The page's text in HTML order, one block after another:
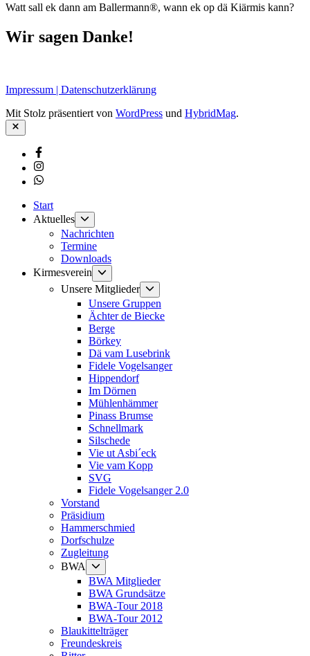
Watt sall ek dann am Ballermann®, wann ek op dä Kiärmis kann?
Wir sagen Danke!
Impressum | Datenschutzerklärung
Mit Stolz präsentiert von WordPress und HybridMag.
Schließen
Facebook
Instagram
Whatsapp
Start
Aktuelles
anzeigen
Nachrichten
Termine
Downloads
Kirmesverein
Untermenü
anzeigen
Unsere Mitglieder
anzeigen
Unsere Gruppen
Ächter de Biecke
Berge
Börkey
Dä vam Lusebrink
Fidele Vogelsanger
Hippendorf
Im Dörnen
Mühlenhämmer
Pinass Brumse
Schnellmark
Silschede
Vie ut Asbi´eck
Vie vam Kopp
SVG
Fidele Vogelsanger 2.0
Vorstand
Präsidium
Hammerschmied
Dorfschulze
Zugleitung
BWA
anzeigen
BWA Mitglieder
BWA Grundsätze
BWA-Tour 2018
BWA-Tour 2012
Blaukittelträger
Freundeskreis